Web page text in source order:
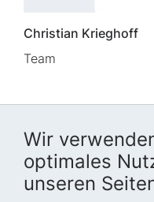
Wir
optimales
unseren
Christian Krieghoff
Team